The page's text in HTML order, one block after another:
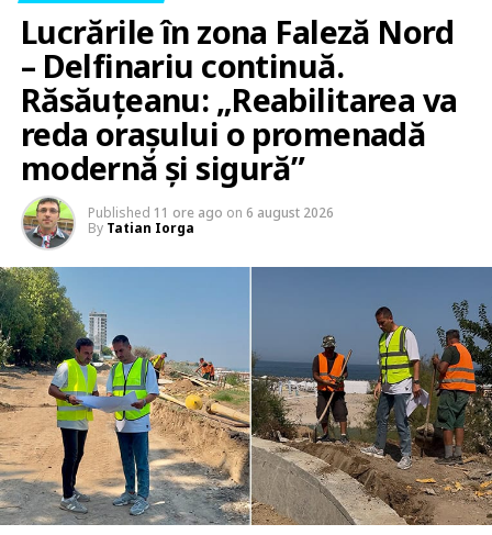
Lucrările în zona Faleză Nord
– Delfinariu continuă.
Răsăuțeanu: „Reabilitarea va
reda orașului o promenadă
modernă și sigură”
Published 11 ore ago on 6 august 2026
By Tatian Iorga